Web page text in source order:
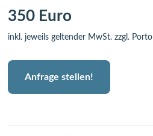
350 Euro
inkl. jeweils geltender MwSt. zzgl. Porto
Anfrage stellen!